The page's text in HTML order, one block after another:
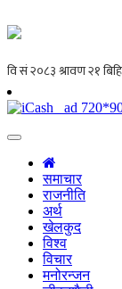
समाचार
राजनीति
अर्थ
खेलकुद
विश्व
विचार
मनोरन्जन